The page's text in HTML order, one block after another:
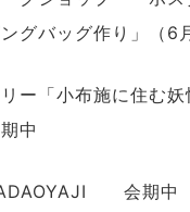
グバッグ作り」（6
ー「小布施に住む
中
会期中